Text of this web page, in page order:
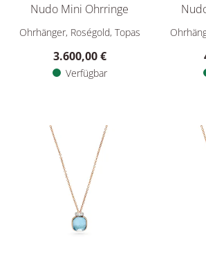
Nudo Mini Ohrringe
Pomellato Nudo Mini Ohrringe, Ref:
Ohrhänger, Roségold, Topas
3.600,00 €
Verfügbar